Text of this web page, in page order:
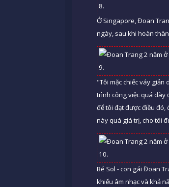
Ở Singapore, Đoan
ngày, sau khi hoàn
"Tôi mặc chiếc váy
trình công việc quá dày
để tôi đạt được điều
này quá giá trị, cho tôi
Bé Sol - con gái Đoan
khiếu âm nhạc và khả